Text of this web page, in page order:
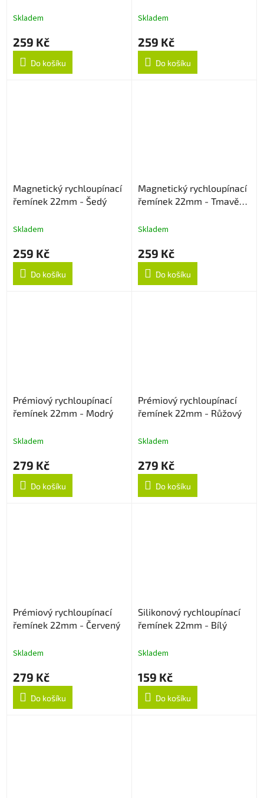
Skladem
259 Kč
Do košíku
Skladem
259 Kč
Do košíku
Magnetický rychloupínací
řemínek 22mm - Šedý
Skladem
259 Kč
Do košíku
Magnetický rychloupínací
řemínek 22mm - Tmavě
Skladem
259 Kč
Do košíku
Prémiový rychloupínací
řemínek 22mm - Modrý
Skladem
279 Kč
Do košíku
Prémiový rychloupínací
řemínek 22mm - Růžový
Skladem
279 Kč
Do košíku
Prémiový rychloupínací
řemínek 22mm - Červený
Skladem
279 Kč
Do košíku
Silikonový rychloupínací
řemínek 22mm - Bílý
Skladem
159 Kč
Do košíku